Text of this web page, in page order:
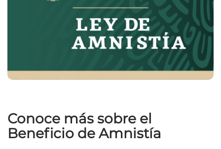
Conoce más sobre el
Beneficio de Amnistía